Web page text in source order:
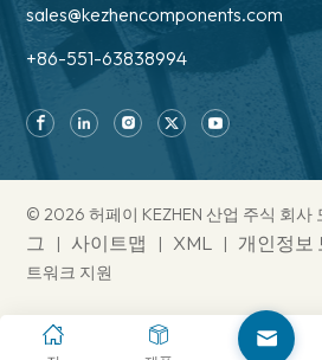
sales@kezhencomponents.com
+86-551-63838994
© 2026 허페이 KEZHEN 산업 주식 회사
그
| 사이트맵 | XML | 개인정보
트워크 지원